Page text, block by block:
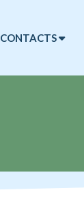
CONTACTS